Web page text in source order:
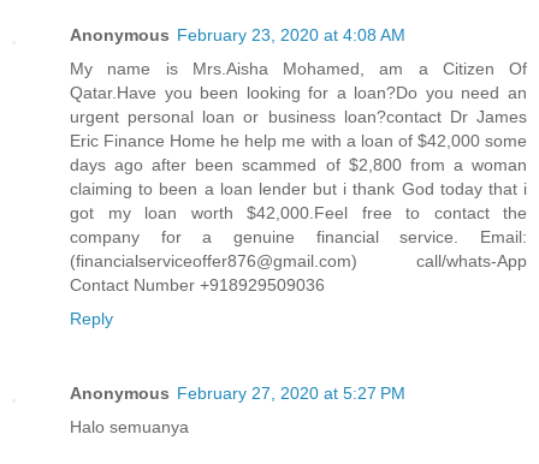
Anonymous February 23, 2020 at 4:08 AM
My name is Mrs.Aisha Mohamed, am a Citizen Of
Qatar.Have you been looking for a loan?Do you need an
urgent personal loan or business loan?contact Dr James
Eric Finance Home he help me with a loan of $42,000 some
days ago after been scammed of $2,800 from a woman
claiming to been a loan lender but i thank God today that i
got my loan worth $42,000.Feel free to contact the
company for a genuine financial service. Email:
(financialserviceoffer876@gmail.com) call/whats-App
Contact Number +918929509036
Reply
Anonymous February 27, 2020 at 5:27 PM
Halo semuanya